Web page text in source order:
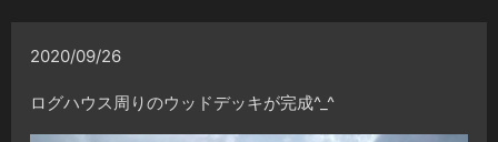
2020/09/26
ログハウス周りのウッドデッキが完成^_^